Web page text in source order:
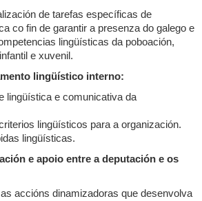
de tarefas específicas de
co fin de garantir a presenza do galego e
lingüísticas da poboación,
e xuvenil.
lingüístico interno:
lingüística e comunicativa da
lingüísticos para a organización.
lingüísticas.
e apoio entre a deputación e os
accións dinamizadoras que desenvolva